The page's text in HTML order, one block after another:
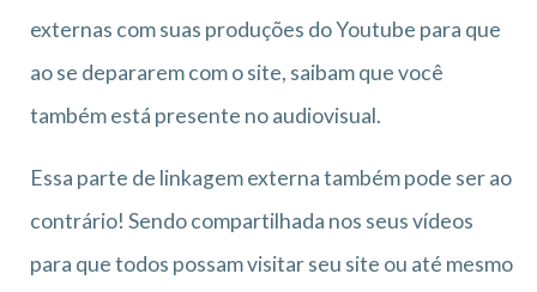
externas com suas produções do Youtube para que
ao se depararem com o site, saibam que você
também está presente no audiovisual.
Essa parte de linkagem externa também pode ser ao
contrário! Sendo compartilhada nos seus vídeos
para que todos possam visitar seu site ou até mesmo